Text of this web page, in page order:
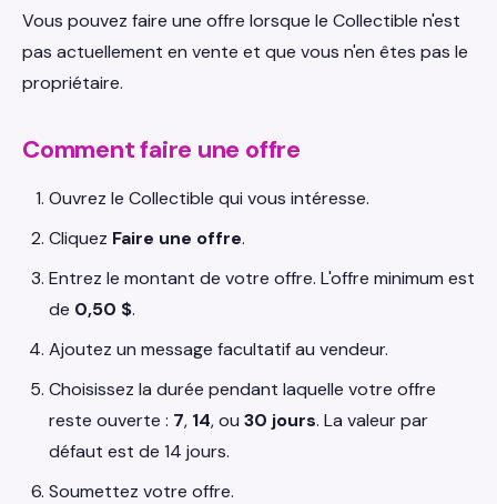
Vous pouvez faire une offre lorsque le Collectible n'est
pas actuellement en vente et que vous n'en êtes pas le
propriétaire.
Comment faire une offre
Ouvrez le Collectible qui vous intéresse.
Cliquez Faire une offre.
Entrez le montant de votre offre. L'offre minimum est
de 0,50 $.
Ajoutez un message facultatif au vendeur.
Choisissez la durée pendant laquelle votre offre
reste ouverte : 7, 14, ou 30 jours. La valeur par
défaut est de 14 jours.
Soumettez votre offre.